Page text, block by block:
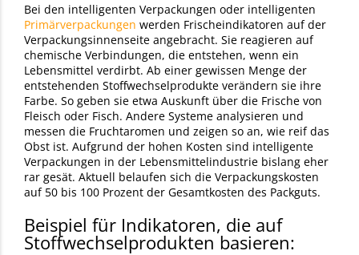
Bei den intelligenten Verpackungen oder intelligenten
Primärverpackungen werden Frischeindikatoren auf der
Verpackungsinnenseite angebracht. Sie reagieren auf
chemische Verbindungen, die entstehen, wenn ein
Lebensmittel verdirbt. Ab einer gewissen Menge der
entstehenden Stoffwechselprodukte verändern sie ihre
Farbe. So geben sie etwa Auskunft über die Frische von
Fleisch oder Fisch. Andere Systeme analysieren und
messen die Fruchtaromen und zeigen so an, wie reif das
Obst ist. Aufgrund der hohen Kosten sind intelligente
Verpackungen in der Lebensmittelindustrie bislang eher
rar gesät. Aktuell belaufen sich die Verpackungskosten
auf 50 bis 100 Prozent der Gesamtkosten des Packguts.
Beispiel für Indikatoren, die auf
Stoffwechselprodukten basieren: